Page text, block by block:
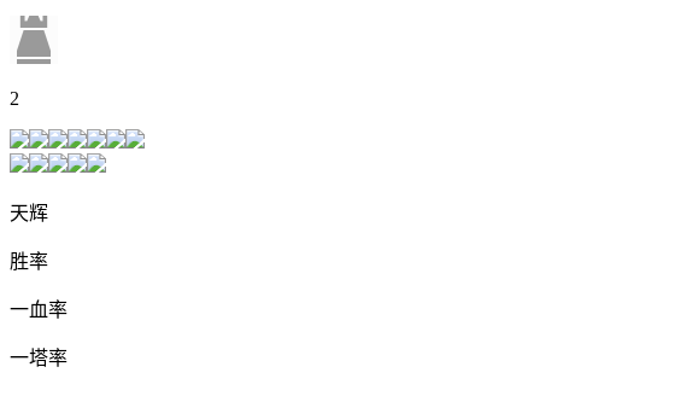
2
天辉
胜率
一血率
一塔率